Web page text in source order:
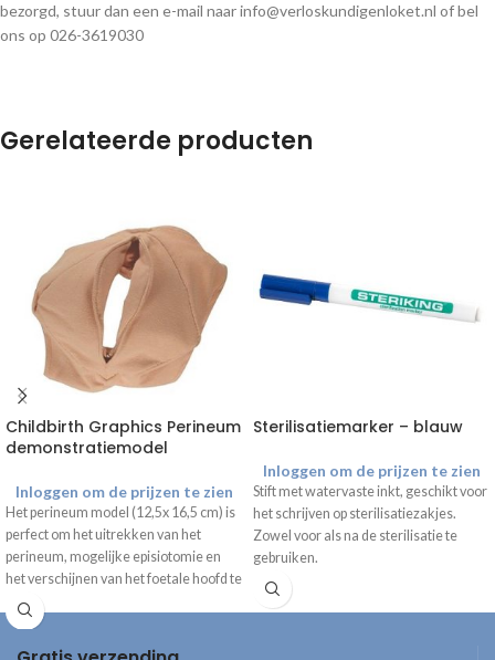
bezorgd, stuur dan een e-mail naar info@verloskundigenloket.nl of bel
ons op 026-3619030
Gerelateerde producten
Childbirth Graphics Perineum
demonstratiemodel
Inloggen om de prijzen te zien
Het perineum model (12,5x 16,5 cm) is
perfect om het uitrekken van het
perineum, mogelijke episiotomie en
het verschijnen van het foetale hoofd te
demonstreren.
Sterilisatiemarker – blauw
Inloggen om de prijzen te zien
Stift met watervaste inkt, geschikt voor
het schrijven op sterilisatiezakjes.
Zowel voor als na de sterilisatie te
gebruiken.